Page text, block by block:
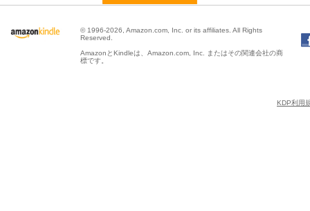
© 1996-2026, Amazon.com, Inc. or its affiliates. All Rights
Reserved.
AmazonとKindleは、Amazon.com, Inc. またはその関連会社の商
標です。
KDP利用